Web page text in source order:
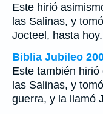
Este hirió
las Salinas, y
Jocteel, hasta hoy.
Biblia Jubileo
Este también
las Salinas, y
guerra, y la llamó